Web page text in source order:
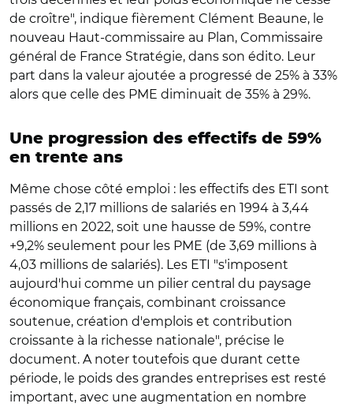
de croître", indique fièrement Clément Beaune, le
nouveau Haut-commissaire au Plan, Commissaire
général de France Stratégie, dans son édito. Leur
part dans la valeur ajoutée a progressé de 25% à 33%
alors que celle des PME diminuait de 35% à 29%.
Une progression des effectifs de 59%
en trente ans
Même chose côté emploi : les effectifs des ETI sont
passés de 2,17 millions de salariés en 1994 à 3,44
millions en 2022, soit une hausse de 59%, contre
+9,2% seulement pour les PME (de 3,69 millions à
4,03 millions de salariés). Les ETI "s'imposent
aujourd'hui comme un pilier central du paysage
économique français, combinant croissance
soutenue, création d'emplois et contribution
croissante à la richesse nationale", précise le
document. A noter toutefois que durant cette
période, le poids des grandes entreprises est resté
important, avec une augmentation en nombre